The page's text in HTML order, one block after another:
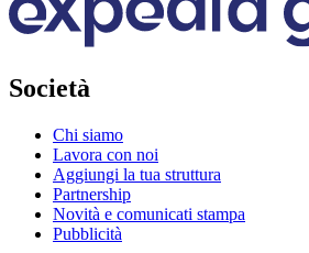
Società
Chi siamo
Lavora con noi
Aggiungi la tua struttura
Partnership
Novità e comunicati stampa
Pubblicità